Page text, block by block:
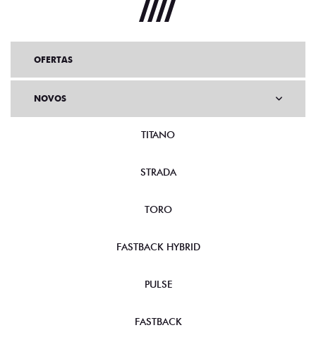
OFERTAS
NOVOS
TITANO
STRADA
TORO
FASTBACK HYBRID
PULSE
FASTBACK